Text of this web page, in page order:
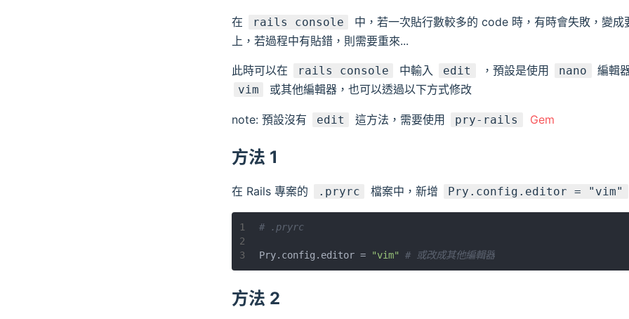
在 rails console
中，若一次貼行數較多的 code 時，有時會失敗，變成
上，若過程中有貼錯，則需要重來...
此時可以在 rails console 中輸入 edit ，預設是使用 nano 編輯
vim 或其他編輯器，也可以透過以下方式修改
note: 預設沒有 edit 這方法，需要使用 pry-rails Gem
方法 1
在 Rails 專案的 .pryrc 檔案中，新增 Pry.config.editor = "vim"
1
2
3
# .pryrc
Pry.config.editor = "vim" # 或改成其他編輯器
方法 2